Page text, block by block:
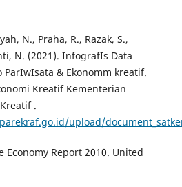
N., Praha, R., Razak, S.,
N. (2021). InfografIs Data
& Ekonomm kreatif.
Kreatif Kementerian
.
upload/
Economy Report 2010. United